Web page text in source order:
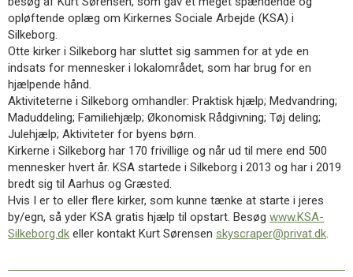
4.0:
Inspiration
5.0:
Værktøjskassen
6.0:
Mission
7.0:
Om
BaptistKirken
8.0:
Kontakt
9.0:
Forside
10.0:
Nyheder
11.0:
Kalender
12.0:
Inspiration
13.0:
Værktøjskassen
14.0:
Mission
BaptistKirken
16.0:
Kontakt
Næste
opløftende oplæg om Kirkernes Sociale Arbejde (KSA) i
Silkeborg.
Otte kirker i Silkeborg har sluttet sig sammen for at yde en
indsats for mennesker i lokalområdet, som har brug for en
hjælpende hånd.
Aktiviteterne i Silkeborg omhandler: Praktisk hjælp; Medvandring;
Maduddeling; Familiehjælp; Økonomisk Rådgivning; Tøj deling;
Julehjælp; Aktiviteter for byens børn.
Kirkerne i Silkeborg har 170 frivillige og når ud til mere end 500
mennesker hvert år. KSA startede i Silkeborg i 2013 og har i 2019
bredt sig til Aarhus og Græsted.
Hvis I er to eller flere kirker, som kunne tænke at starte i jeres
by/egn, så yder KSA gratis hjælp til opstart. Besøg www.KSA-
Silkeborg.dk eller kontakt Kurt Sørensen skyscraper@privat.dk.